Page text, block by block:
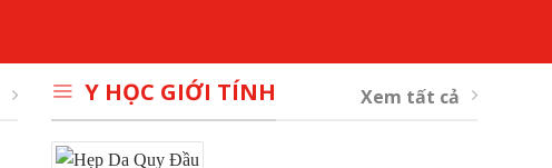
Y HỌC GIỚI TÍNH Xem tất cả